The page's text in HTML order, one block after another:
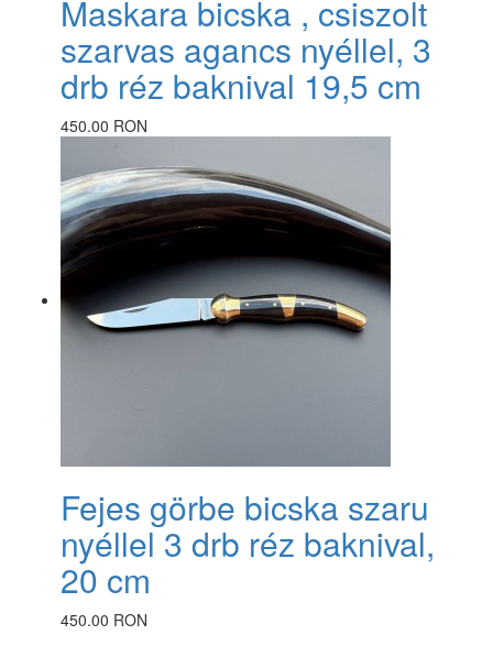
Maskara bicska , csiszolt
szarvas agancs nyéllel, 3
drb réz baknival 19,5 cm
450.00 RON
Fejes görbe bicska szaru
nyéllel 3 drb réz baknival,
20 cm
450.00 RON